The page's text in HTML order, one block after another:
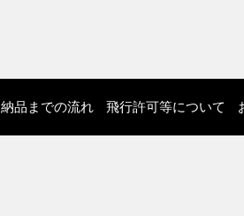
納品までの流れ 飛行許可等について